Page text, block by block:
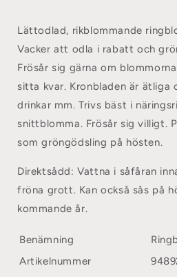
Lättodlad, rikblommande
Vacker att odla i rabatt och
Frösår sig gärna om
sitta kvar. Kronbladen är ätliga
drinkar mm. Trivs bäst i
snittblomma. Frösår sig villigt.
som gröngödsling på hösten.
Direktsådd:Vattna i såfåran
fröna grott. Kan också sås på
kommande år.
Benämning
Artikelnummer